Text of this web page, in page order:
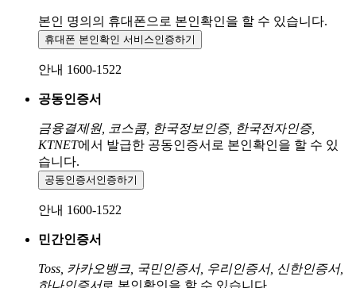
본인 명의의 휴대폰으로 본인확인을 할 수 있습니다.
휴대폰 본인확인 서비스인증하기
안내 1600-1522
공동인증서
금융결제원, 코스콤, 한국정보인증, 한국전자인증,
KTNET에서 발급한 공동인증서로 본인확인을 할 수 있
습니다.
공동인증서 인증하기
안내 1600-1522
민간인증서
Toss, 카카오뱅크, 국민인증서, 우리인증서, 신한인증서,